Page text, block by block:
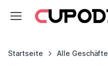
Startseite Alle Geschäfte